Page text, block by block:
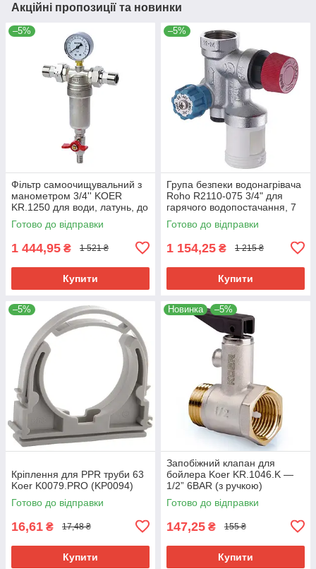
Акційні пропозиції та новинки
–5%
Фільтр самоочищувальний з
манометром 3/4'' KOER
KR.1250 для води, латунь, до
10 бар (KR2657)
Готово до відправки
1 444,95 ₴ 1 521 ₴
Купити
–5%
Група безпеки водонагрівача
Roho R2110-075 3/4" для
гарячого водопостачання, 7
бар (RO0163)
Готово до відправки
1 154,25 ₴ 1 215 ₴
Купити
–5%
Кріплення для PPR труби 63
Koer K0079.PRO (KP0094)
Готово до відправки
16,61 ₴ 17,48 ₴
Купити
Новинка –5%
Запобіжний клапан для
бойлера Koer KR.1046.K —
1/2” 6BAR (з ручкою)
(KR4764)
Готово до відправки
147,25 ₴ 155 ₴
Купити